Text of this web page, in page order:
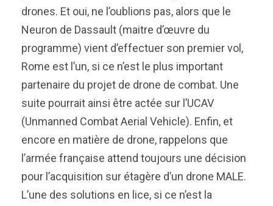
drones. Et oui, ne l’oublions pas, alors que le
Neuron de Dassault (maitre d’œuvre du
programme) vient d’effectuer son premier vol,
Rome est l’un, si ce n’est le plus important
partenaire du projet de drone de combat. Une
suite pourrait ainsi être actée sur l’UCAV
(Unmanned Combat Aerial Vehicle). Enfin, et
encore en matière de drone, rappelons que
l’armée française attend toujours une décision
pour l’acquisition sur étagère d’un drone MALE.
L’une des solutions en lice, si ce n’est la